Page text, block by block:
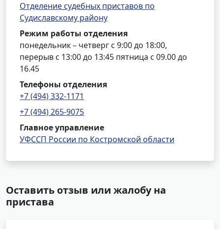
Отделение судебных приставов по
Судиславскому району
Режим работы отделения
понедельник – четверг с 9:00 до 18:00,
перерыв с 13:00 до 13:45 пятница с 09.00 до
16.45
Телефоны отделения
+7 (494) 332-1171
+7 (494) 265-9075
Главное управление
УФССП России по Костромской области
Оставить отзыв или жалобу на
пристава